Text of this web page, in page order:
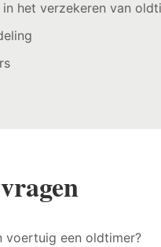
het verzekeren van
voertuig een oldtimer?